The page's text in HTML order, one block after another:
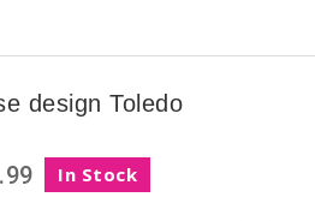
design Toledo
In Stock